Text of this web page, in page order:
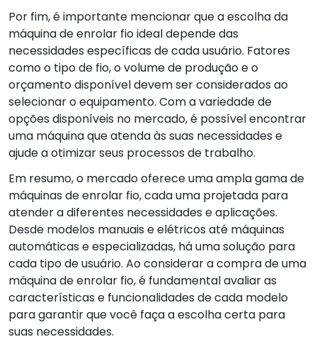
Por fim, é importante mencionar que a escolha da
máquina de enrolar fio ideal depende das
necessidades específicas de cada usuário. Fatores
como o tipo de fio, o volume de produção e o
orçamento disponível devem ser considerados ao
selecionar o equipamento. Com a variedade de
opções disponíveis no mercado, é possível encontrar
uma máquina que atenda às suas necessidades e
ajude a otimizar seus processos de trabalho.
Em resumo, o mercado oferece uma ampla gama de
máquinas de enrolar fio, cada uma projetada para
atender a diferentes necessidades e aplicações.
Desde modelos manuais e elétricos até máquinas
automáticas e especializadas, há uma solução para
cada tipo de usuário. Ao considerar a compra de uma
máquina de enrolar fio, é fundamental avaliar as
características e funcionalidades de cada modelo
para garantir que você faça a escolha certa para
suas necessidades.